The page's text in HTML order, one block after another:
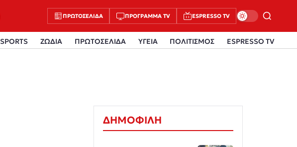
ΠΡΩΤΟΣΈΛΙΔΑ ΠΡΌΓΡΑΜΜΑ TV ESPRESSO TV
SPORTS ΖΩΔΙΑ ΠΡΩΤΟΣΕΛΙΔΑ ΥΓΕΙΑ ΠΟΛΙΤΙΣΜΟΣ ESPRESSO TV
ΔΗΜΟΦΙΛΗ